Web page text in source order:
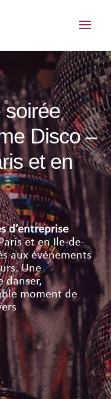
soirée
Disco –
et en
d’entreprise
et en Ile-de-
aux événements
Une
danser,
moment de